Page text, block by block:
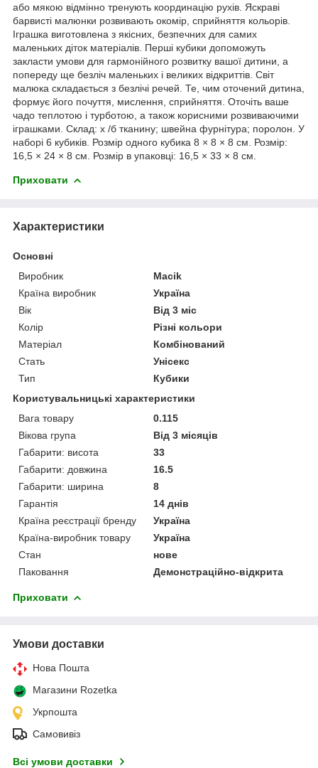
або мякою відмінно тренують координацію рухів. Яскраві
барвисті малюнки розвивають окомір, сприйняття кольорів.
Іграшка виготовлена з якісних, безпечних для самих
маленьких діток матеріалів. Перші кубики допоможуть
закласти умови для гармонійного розвитку вашої дитини, а
попереду ще безліч маленьких і великих відкриттів. Світ
малюка складається з безлічі речей. Те, чим оточений дитина,
формує його почуття, мислення, сприйняття. Оточіть ваше
чадо теплотою і турботою, а також корисними розвиваючими
іграшками. Склад: х /б тканину; швейна фурнітура; поролон. У
наборі 6 кубиків. Розмір одного кубика 8 × 8 × 8 см. Розмір:
16,5 × 24 × 8 см. Розмір в упаковці: 16,5 × 33 × 8 см.
Приховати
Характеристики
Основні
Виробник
Macik
Країна виробник
Україна
Вік
Від 3 міс
Колір
Різні кольори
Матеріал
Комбінований
Стать
Унісекс
Тип
Кубики
Користувальницькі характеристики
Вага товару
0.115
Вікова група
Від 3 місяців
Габарити: висота
33
Габарити: довжина
16.5
Габарити: ширина
8
Гарантія
14 днів
Країна реєстрації бренду
Україна
Країна-виробник товару
Україна
Стан
нове
Паковання
Демонстраційно-відкрита
Приховати
Умови доставки
Нова Пошта
Магазини Rozetka
Укрпошта
Самовивіз
Всі умови доставки